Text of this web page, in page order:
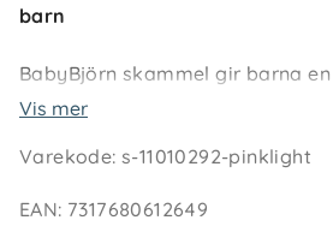
barn
BabyBjörn skammel gir barna
plattform for å nå opp til vasken
eller pusse tenner. Den sklisikre
undersiden sikrer at skammelen
Vis mer
Varekode:s-11010292-pinklight
EAN: 7317680612649